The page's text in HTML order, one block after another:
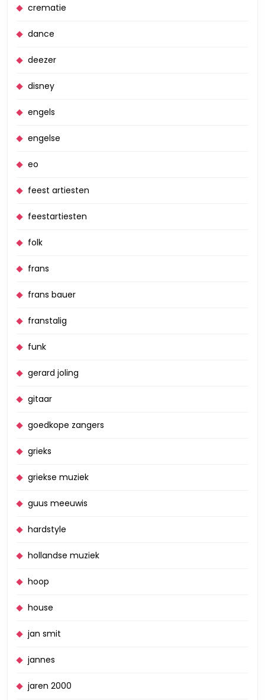
crematie
dance
deezer
disney
engels
engelse
eo
feest artiesten
feestartiesten
folk
frans
frans bauer
franstalig
funk
gerard joling
gitaar
goedkope zangers
grieks
griekse muziek
guus meeuwis
hardstyle
hollandse muziek
hoop
house
jan smit
jannes
jaren 2000